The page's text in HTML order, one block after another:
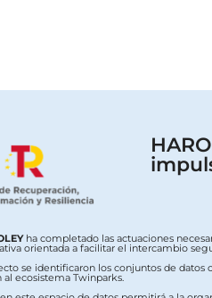
ha completado las actuaciones
orientada a facilitar el intercambio
se identificaron los conjuntos de datos
al ecosistema Twinparks.